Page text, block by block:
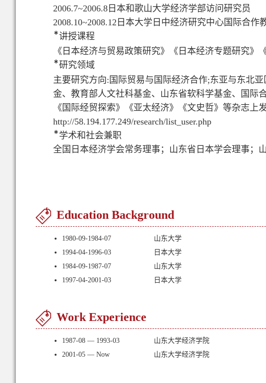
2006.7~2006.8日本和歌山大学经济学部访问研究员
2008.10~2008.12日本大学日中经济研究中心国际合作
*讲授课程
《日本经济与贸易政策研究》《日本经济专题研究》
*研究领域
主要研究方向:国际贸易与国际经济合作;东亚与东北
金、教育部人文社科基金、山东省软科学基金、国际
《国际经贸探索》《亚太经济》《文史哲》等杂志上
http://58.194.177.249/research/list_user.php
*学术和社会兼职
全国日本经济学会常务理事； 山东省日本学会理事；
Education Background
1980-09-1984-07 山东大学
1994-04-1996-03
日本大学
1984-09-1987-07
山东大学
1997-04-2001-03
日本大学
Work Experience
1987-08 — 1993-03
山东大学经济学院
2001-05 — Now
山东大学经济学院